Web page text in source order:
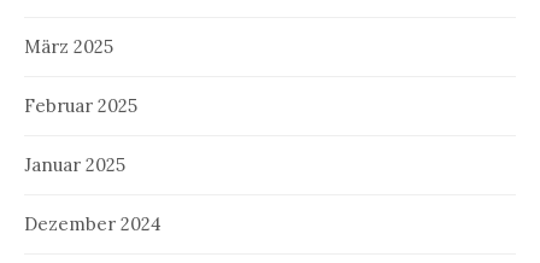
März 2025
Februar 2025
Januar 2025
Dezember 2024